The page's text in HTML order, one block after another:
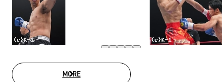
MOREPHOTO GALLERY